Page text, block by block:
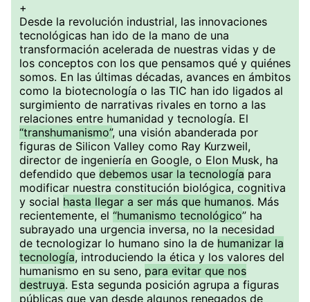
+
Desde la revolución industrial, las innovaciones
tecnológicas han ido de la mano de una
transformación acelerada de nuestras vidas y de
los conceptos con los que pensamos qué y quiénes
somos. En las últimas décadas, avances en ámbitos
como la biotecnología o las TIC han ido ligados al
surgimiento de narrativas rivales en torno a las
relaciones entre humanidad y tecnología. El
“transhumanismo”, una visión abanderada por
figuras de Silicon Valley como Ray Kurzweil,
director de ingeniería en Google, o Elon Musk, ha
defendido que debemos usar la tecnología para
modificar nuestra constitución biológica, cognitiva
y social hasta llegar a ser más que humanos. Más
recientemente, el “humanismo tecnológico” ha
subrayado una urgencia inversa, no la necesidad
de tecnologizar lo humano sino la de humanizar la
tecnología, introduciendo la ética y los valores del
humanismo en su seno, para evitar que nos
destruya. Esta segunda posición agrupa a figuras
públicas que van desde algunos renegados de